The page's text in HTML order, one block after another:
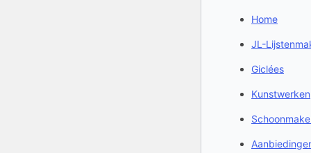
Home
JL-
Giclées
Kunstwerken